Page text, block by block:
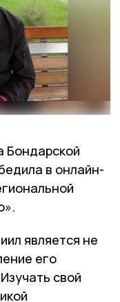
Бондарской
в онлайн-
является не
его
свой